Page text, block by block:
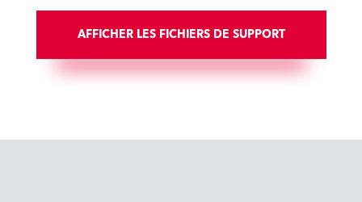
AFFICHER LES FICHIERS DE SUPPORT